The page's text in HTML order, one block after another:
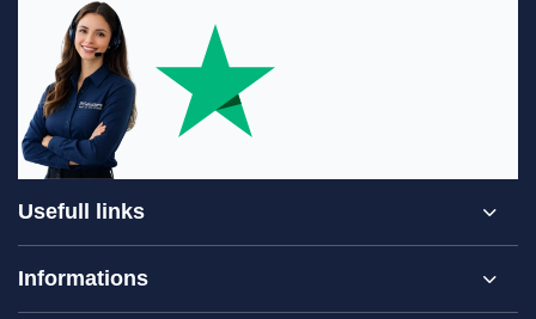
Usefull links
Informations